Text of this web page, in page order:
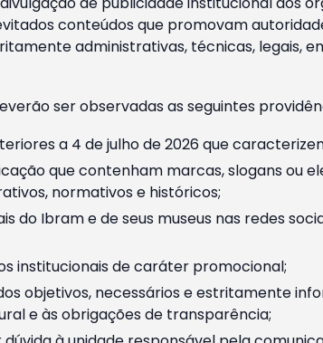
conteúdos que promovam
administrativas, técnicas, legais,
ser observadas as seguintes
a 4 de julho de 2026 que
que contenham marcas, slogans ou
normativos e históricos;
do Ibram e de seus museus nas redes
institucionais de caráter promocional;
objetivos, necessários e estritamente
e às obrigações de transparência;